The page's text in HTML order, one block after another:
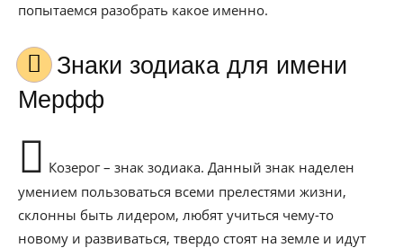
попытаемся разобрать какое именно.
Знаки зодиака для имени
Мерфф
Козерог – знак зодиака. Данный знак наделен
умением пользоваться всеми прелестями жизни,
склонны быть лидером, любят учиться чему-то
новому и развиваться, твердо стоят на земле и идут